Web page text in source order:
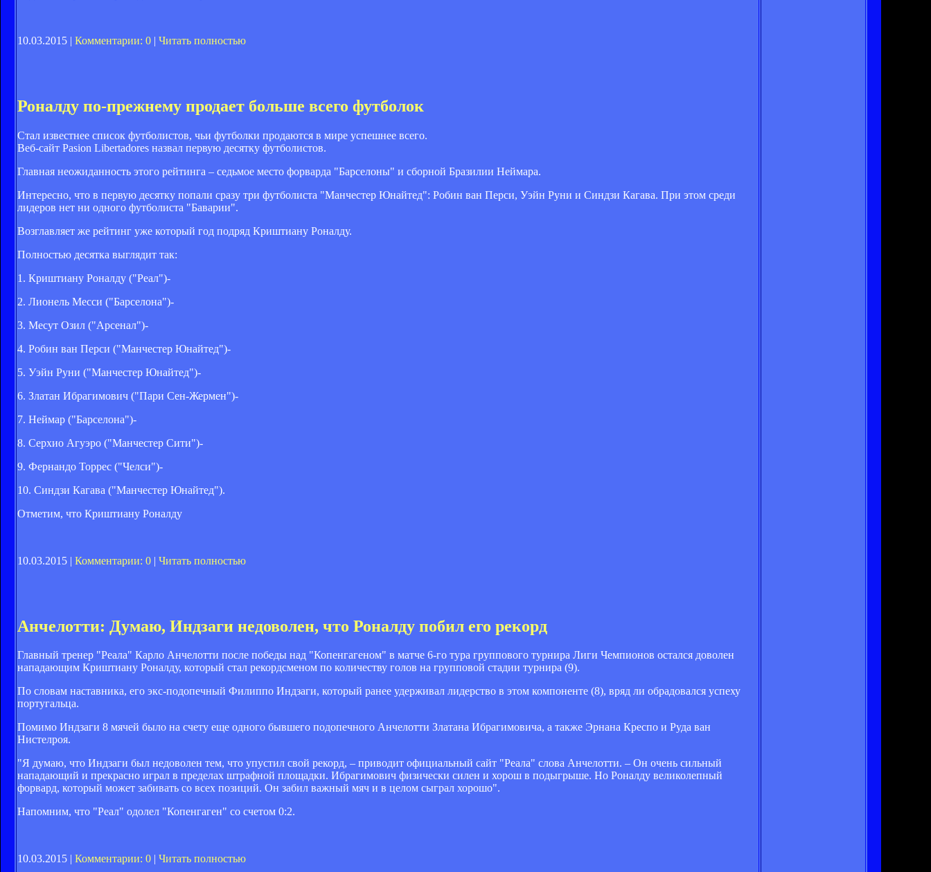
10.03.2015 | Комментарии: 0 | Читать полностью
Роналду по-прежнему продает больше всего футболок
Стал известнее список футболистов, чьи футболки продаются в мире успешнее всего.
Веб-сайт Pasion Libertadores назвал первую десятку футболистов.
Главная неожиданность этого рейтинга – седьмое место форварда "Барселоны" и сборной Бразилии Неймара.
Интересно, что в первую десятку попали сразу три футболиста "Манчестер Юнайтед": Робин ван Перси, Уэйн Руни и Синдзи Кагава. При этом среди
лидеров нет ни одного футболиста "Баварии".
Возглавляет же рейтинг уже который год подряд Криштиану Роналду.
Полностью десятка выглядит так:
1. Криштиану Роналду ("Реал")-
2. Лионель Месси ("Барселона")-
3. Месут Озил ("Арсенал")-
4. Робин ван Перси ("Манчестер Юнайтед")-
5. Уэйн Руни ("Манчестер Юнайтед")-
6. Златан Ибрагимович ("Пари Сен-Жермен")-
7. Неймар ("Барселона")-
8. Серхио Агуэро ("Манчестер Сити")-
9. Фернандо Торрес ("Челси")-
10. Синдзи Кагава ("Манчестер Юнайтед").
Отметим, что Криштиану Роналду
10.03.2015 | Комментарии: 0 | Читать полностью
Анчелотти: Думаю, Индзаги недоволен, что Роналду побил его рекорд
Главный тренер "Реала" Карло Анчелотти после победы над "Копенгагеном" в матче 6-го тура группового турнира Лиги Чемпионов остался доволен
нападающим Криштиану Роналду, который стал рекордсменом по количеству голов на групповой стадии турнира (9).
По словам наставника, его экс-подопечный Филиппо Индзаги, который ранее удерживал лидерство в этом компоненте (8), вряд ли обрадовался успеху
португальца.
Помимо Индзаги 8 мячей было на счету еще одного бывшего подопечного Анчелотти Златана Ибрагимовича, а также Эрнана Креспо и Руда ван
Нистелроя.
"Я думаю, что Индзаги был недоволен тем, что упустил свой рекорд, – приводит официальный сайт "Реала" слова Анчелотти. – Он очень сильный
нападающий и прекрасно играл в пределах штрафной площадки. Ибрагимович физически силен и хорош в подыгрыше. Но Роналду великолепный
форвард, который может забивать со всех позиций. Он забил важный мяч и в целом сыграл хорошо".
Напомним, что "Реал" одолел "Копенгаген" со счетом 0:2.
10.03.2015 | Комментарии: 0 Читать полностью